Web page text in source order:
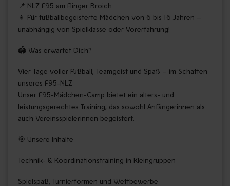
📍 NLZ F95 am Flinger Broich
👧 Für fußballbegeisterte Mädchen von 6 bis 16 Jahren –
unabhängig von Spielklasse oder Vorerfahrung!
🏟️ Was erwartet Dich?
Vier Tage voller Fußball, Teamgeist und Spaß – im Schatten
unseres F95-NLZ
Unser F95-Mädchen-Camp bietet ein alters- und
leistungsgerechtes Training, das sowohl Anfängerinnen als
auch Vereinsspielerinnen begeistert.
🎯 Unsere Inhalte
Technik- & Koordinationstraining in Kleingruppen
Spielspaß, Turnierformen und Wettbewerbe